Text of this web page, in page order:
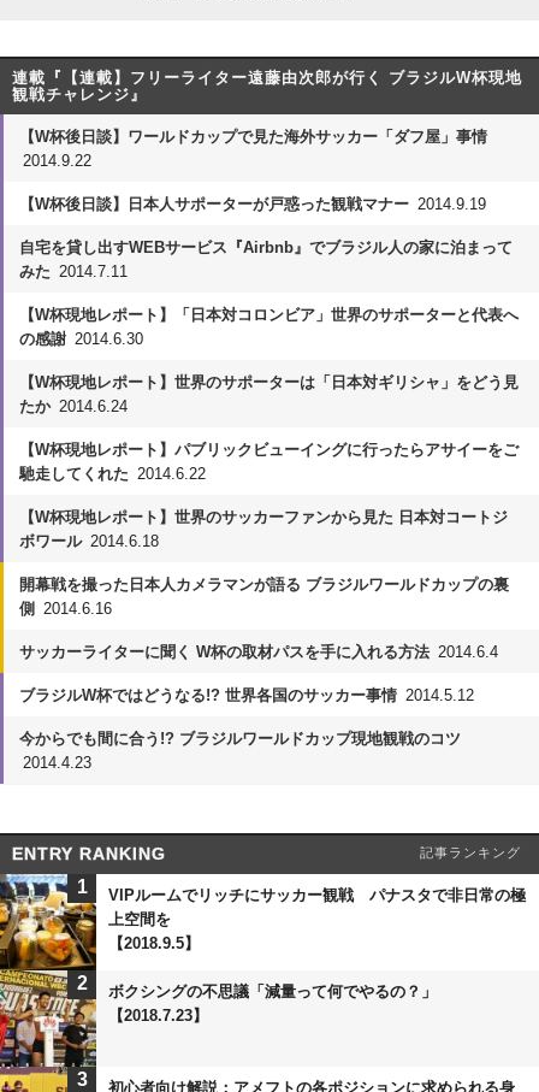
連載『【連載】フリーライター遠藤由次郎が行く ブラジルW杯現地
観戦チャレンジ』
【W杯後日談】ワールドカップで見た海外サッカー「ダフ屋」事情
2014.9.22
【W杯後日談】日本人サポーターが戸惑った観戦マナー 2014.9.19
自宅を貸し出すWEBサービス『Airbnb』でブラジル人の家に泊まって
みた 2014.7.11
【W杯現地レポート】「日本対コロンビア」世界のサポーターと代表へ
の感謝 2014.6.30
【W杯現地レポート】世界のサポーターは「日本対ギリシャ」をどう見
たか 2014.6.24
【W杯現地レポート】パブリックビューイングに行ったらアサイーをご
馳走してくれた 2014.6.22
【W杯現地レポート】世界のサッカーファンから見た 日本対コートジ
ボワール 2014.6.18
開幕戦を撮った日本人カメラマンが語る ブラジルワールドカップの裏
側 2014.6.16
サッカーライターに聞く W杯の取材パスを手に入れる方法 2014.6.4
ブラジルW杯ではどうなる!? 世界各国のサッカー事情 2014.5.12
今からでも間に合う!? ブラジルワールドカップ現地観戦のコツ
2014.4.23
ENTRY RANKING 記事ランキング
1
VIPルームでリッチにサッカー観戦 パナスタで非日常の極
上空間を
【2018.9.5】
2
ボクシングの不思議「減量って何でやるの？」
【2018.7.23】
3 初心者向け解説：アメフトの各ポジションに求められる身